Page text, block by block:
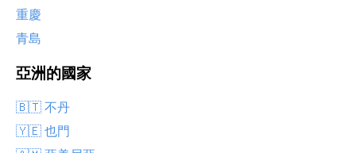
重慶
青島
亞洲的國家
🇧🇹 不丹
🇾🇪 也門